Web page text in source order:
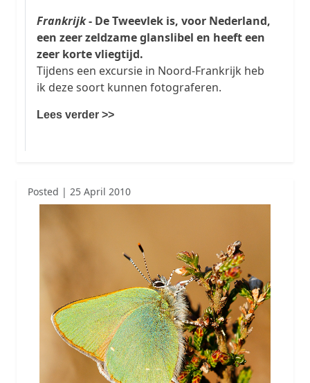
Frankrijk- De Tweevlek is, voor Nederland,
een zeer zeldzame glanslibel en heeft een
zeer korte vliegtijd.
Tijdens een excursie in Noord-Frankrijk heb
ik deze soort kunnen fotograferen.
Lees verder >>
Posted | 25 April 2010